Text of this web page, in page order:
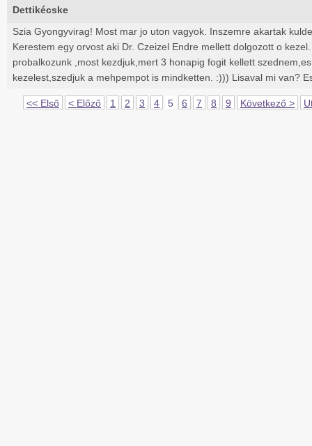
Dettikécske
Szia Gyongyvirag! Most mar jo uton vagyok. Inszemre akartak
Kerestem egy orvost aki Dr. Czeizel Endre mellett dolgozott o
probalkozunk ,most kezdjuk,mert 3 honapig fogit kellett
kezelest,szedjuk a mehpempot is mindketten. :))) Lisaval mi van?
<< Első < Előző 1 2 3 4 5 6 7 8 9 Következő >